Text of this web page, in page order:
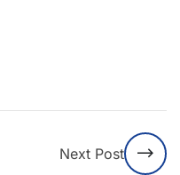
Next Post